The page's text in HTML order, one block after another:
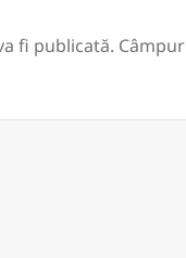
fi publicată.